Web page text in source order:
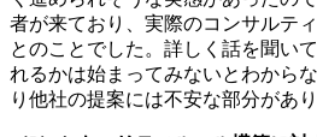
者が来ており、実際のコンサルテ
とのことでした。詳しく話を聞い
れるかは始まってみないとわから
り他社の提案には不安な部分があり